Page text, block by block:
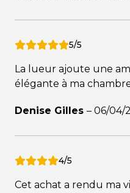
5/5
La lueur ajoute une
élégante à ma
Denise Gilles – 06/04/
4/5
Cet achat a rendu ma